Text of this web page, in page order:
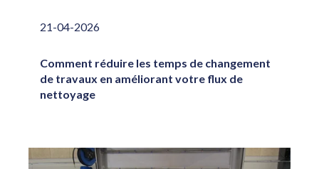
21-04-2026
Comment réduire les temps de changement
de travaux en améliorant votre flux de
nettoyage